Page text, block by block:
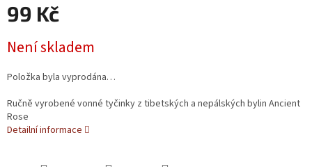
99 Kč
Není skladem
Položka byla vyprodána…
Ručně vyrobené vonné tyčinky z tibetských a nepálských bylin Ancient
Rose
Detailní informace